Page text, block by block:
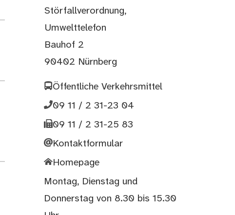
Störfallverordnung,
Umwelttelefon
Bauhof 2
90402 Nürnberg
Öffentliche Verkehrsmittel
09 11 / 2 31-23 04
09 11 / 2 31-25 83
Kontaktformular
Homepage
Montag, Dienstag und
Donnerstag von 8.30 bis 15.30